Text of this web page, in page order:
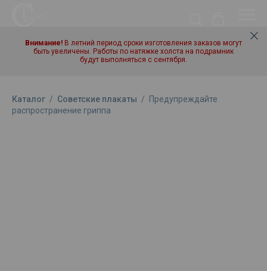
Внимание! В летний период сроки изготовления заказов могут
быть увеличены. Работы по натяжке холста на подрамник
будут выполняться с сентября.
Каталог / Советские плакаты /
Предупреждайте
распространение гриппа